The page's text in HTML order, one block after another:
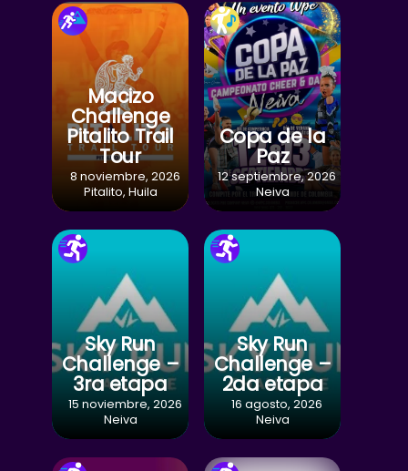
Macizo
Challenge
Pitalito Trail
Tour
8 noviembre, 2026
Pitalito, Huila
Copa de la
Paz
12 septiembre, 2026
Neiva
Sky Run
Challenge –
3ra etapa
15 noviembre, 2026
Neiva
Sky Run
Challenge –
2da etapa
16 agosto, 2026
Neiva